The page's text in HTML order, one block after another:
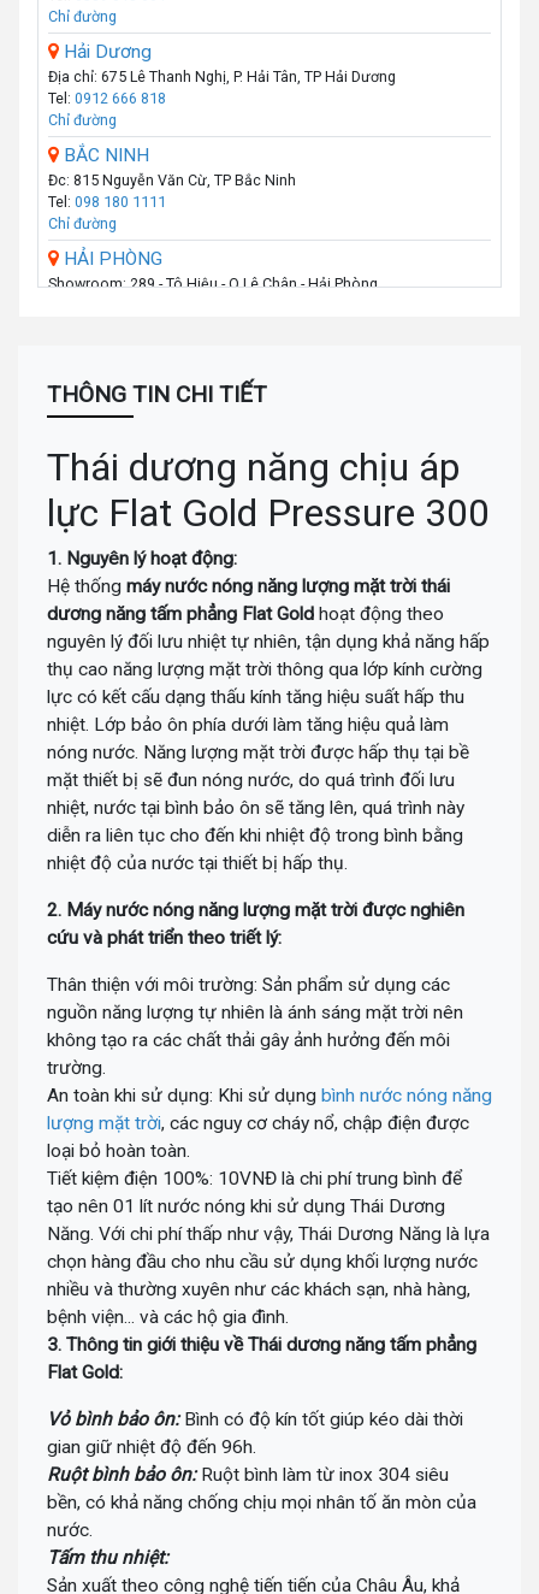
Chỉ đường
Hải Dương
Địa chỉ: 675 Lê Thanh Nghị, P. Hải Tân, TP Hải Dương
Tel: 0912 666 818
Chỉ đường
BẮC NINH
Đc: 815 Nguyễn Văn Cừ, TP Bắc Ninh
Tel: 098 180 1111
Chỉ đường
HẢI PHÒNG
Showroom: 289 - Tô Hiệu - Q.Lê Chân - Hải Phòng
Số 07 Đại Lộ Lê Lợi (Đối diện công viên Hội An) - P Lam Sơn - TP
Chỉ đường
TP.VINH _NGHỆ AN
Số: 58A Phạm Đình Toái - Phường Hà Huy Tập - TP Vinh
Call :
Chỉ đường
ĐÀ NẴNG
Địa chỉ: 276 Hùng Vương, Quận Hải Châu
Call :0938 460 460(Zalo)
Chỉ đường
NHA TRANG
Địa chỉ: 1276 đường 2/4, P Vạn Thắng (cạnh cà phê Bách Viên) TP
Nha Trang
Tel:0944 519 888
Chỉ đường
ĐÀ LẠT - LÂM ĐỒNG
Địa chỉ: 364 Hai Bà Trưng, P6 TP Đà Lạt, Tỉnh Lâm Đồng
Tel:0902 570 886
TP.HCM Showrom Chính
Showroom: 193A - Đường 3/2 - P.11 - Q.10 - TP.HCM
Chỉ đường
BÌNH DƯƠNG
Đc: 743 Huỳnh Văn Lũy, Phường Bình Dương, TP Hồ Chí Minh
ĐT: Call :
Chỉ đường
TP Tây Ninh
Đc: 573 Cách Mạng Tháng 8, Phường 3, TP Tây Ninh
Tel:0938 74 82 82
Chỉ đường
CẦN THƠ
Địa chỉ: 369 Đ. Nguyễn Văn Cừ, Phường An Khánh, Ninh Kiều
0911 676 989
Chỉ đường
PHÚ QUỐC
Đc: R303 Đường Ruby 3, Shophouse Bãi Kem, P An Thới, TP Phú
Quốc
Tel: 0906 82 82 82
Chỉ đường
THÔNG TIN CHI TIẾT
Thái dương năng chịu áp
lực Flat Gold Pressure 300
1. Nguyên lý hoạt động:
Hệ thống máy nước nóng năng lượng mặt trời thái
dương năng tấm phẳng Flat Gold hoạt động theo
nguyên lý đối lưu nhiệt tự nhiên, tận dụng khả năng hấp
thụ cao năng lượng mặt trời thông qua lớp kính cường
lực có kết cấu dạng thấu kính tăng hiệu suất hấp thu
nhiệt. Lớp bảo ôn phía dưới làm tăng hiệu quả làm
nóng nước. Năng lượng mặt trời được hấp thụ tại bề
mặt thiết bị sẽ đun nóng nước, do quá trình đối lưu
nhiệt, nước tại bình bảo ôn sẽ tăng lên, quá trình này
diễn ra liên tục cho đến khi nhiệt độ trong bình bằng
nhiệt độ của nước tại thiết bị hấp thụ.
2. Máy nước nóng năng lượng mặt trời được nghiên
cứu và phát triển theo triết lý:
Thân thiện với môi trường: Sản phẩm sử dụng các
nguồn năng lượng tự nhiên là ánh sáng mặt trời nên
không tạo ra các chất thải gây ảnh hưởng đến môi
trường.
An toàn khi sử dụng: Khi sử dụng bình nước nóng năng
lượng mặt trời, các nguy cơ cháy nổ, chập điện được
loại bỏ hoàn toàn.
Tiết kiệm điện 100%: 10VNĐ là chi phí trung bình để
tạo nên 01 lít nước nóng khi sử dụng Thái Dương
Năng. Với chi phí thấp như vậy, Thái Dương Năng là lựa
chọn hàng đầu cho nhu cầu sử dụng khối lượng nước
nhiều và thường xuyên như các khách sạn, nhà hàng,
bệnh viện... và các hộ gia đình.
3. Thông tin giới thiệu về Thái dương năng tấm phẳng
Flat Gold:
Vỏ bình bảo ôn:Bình có độ kín tốt giúp kéo dài thời
gian giữ nhiệt độ đến 96h.
Ruột bình bảo ôn:Ruột bình làm từ inox 304 siêu
bền, có khả năng chống chịu mọi nhân tố ăn mòn của
nước.
Tấm thu nhiệt:
Sản xuất theo công nghệ tiến tiến của Châu Âu, khả